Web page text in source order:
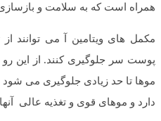
همراه است که به سلامت و
مکمل های ویتامین آ می توانند
پوست سر جلوگیری کنند. از این
موها تا حد زیادی جلوگیری می
دارد و موهای قوی و تغذیه عالی